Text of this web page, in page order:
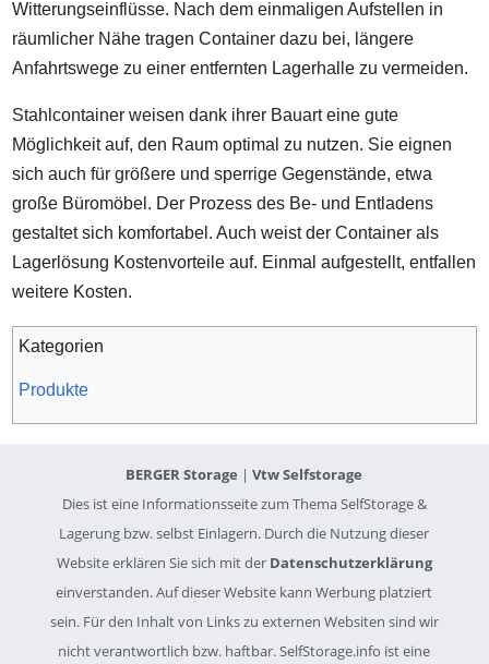
Witterungseinflüsse. Nach dem einmaligen Aufstellen in
räumlicher Nähe tragen Container dazu bei, längere
Anfahrtswege zu einer entfernten Lagerhalle zu vermeiden.
Stahlcontainer weisen dank ihrer Bauart eine gute
Möglichkeit auf, den Raum optimal zu nutzen. Sie eignen
sich auch für größere und sperrige Gegenstände, etwa
große Büromöbel. Der Prozess des Be- und Entladens
gestaltet sich komfortabel. Auch weist der Container als
Lagerlösung Kostenvorteile auf. Einmal aufgestellt, entfallen
weitere Kosten.
Kategorien
Produkte
BERGER Storage |Vtw Selfstorage
Dies ist eine Informationsseite zum Thema SelfStorage &
Lagerung bzw. selbst Einlagern. Durch die Nutzung dieser
Website erklären Sie sich mit der Datenschutzerklärung
einverstanden. Auf dieser Website kann Werbung platziert
sein. Für den Inhalt von Links zu externen Websiten sind wir
nicht verantwortlich bzw. haftbar. SelfStorage.info ist eine